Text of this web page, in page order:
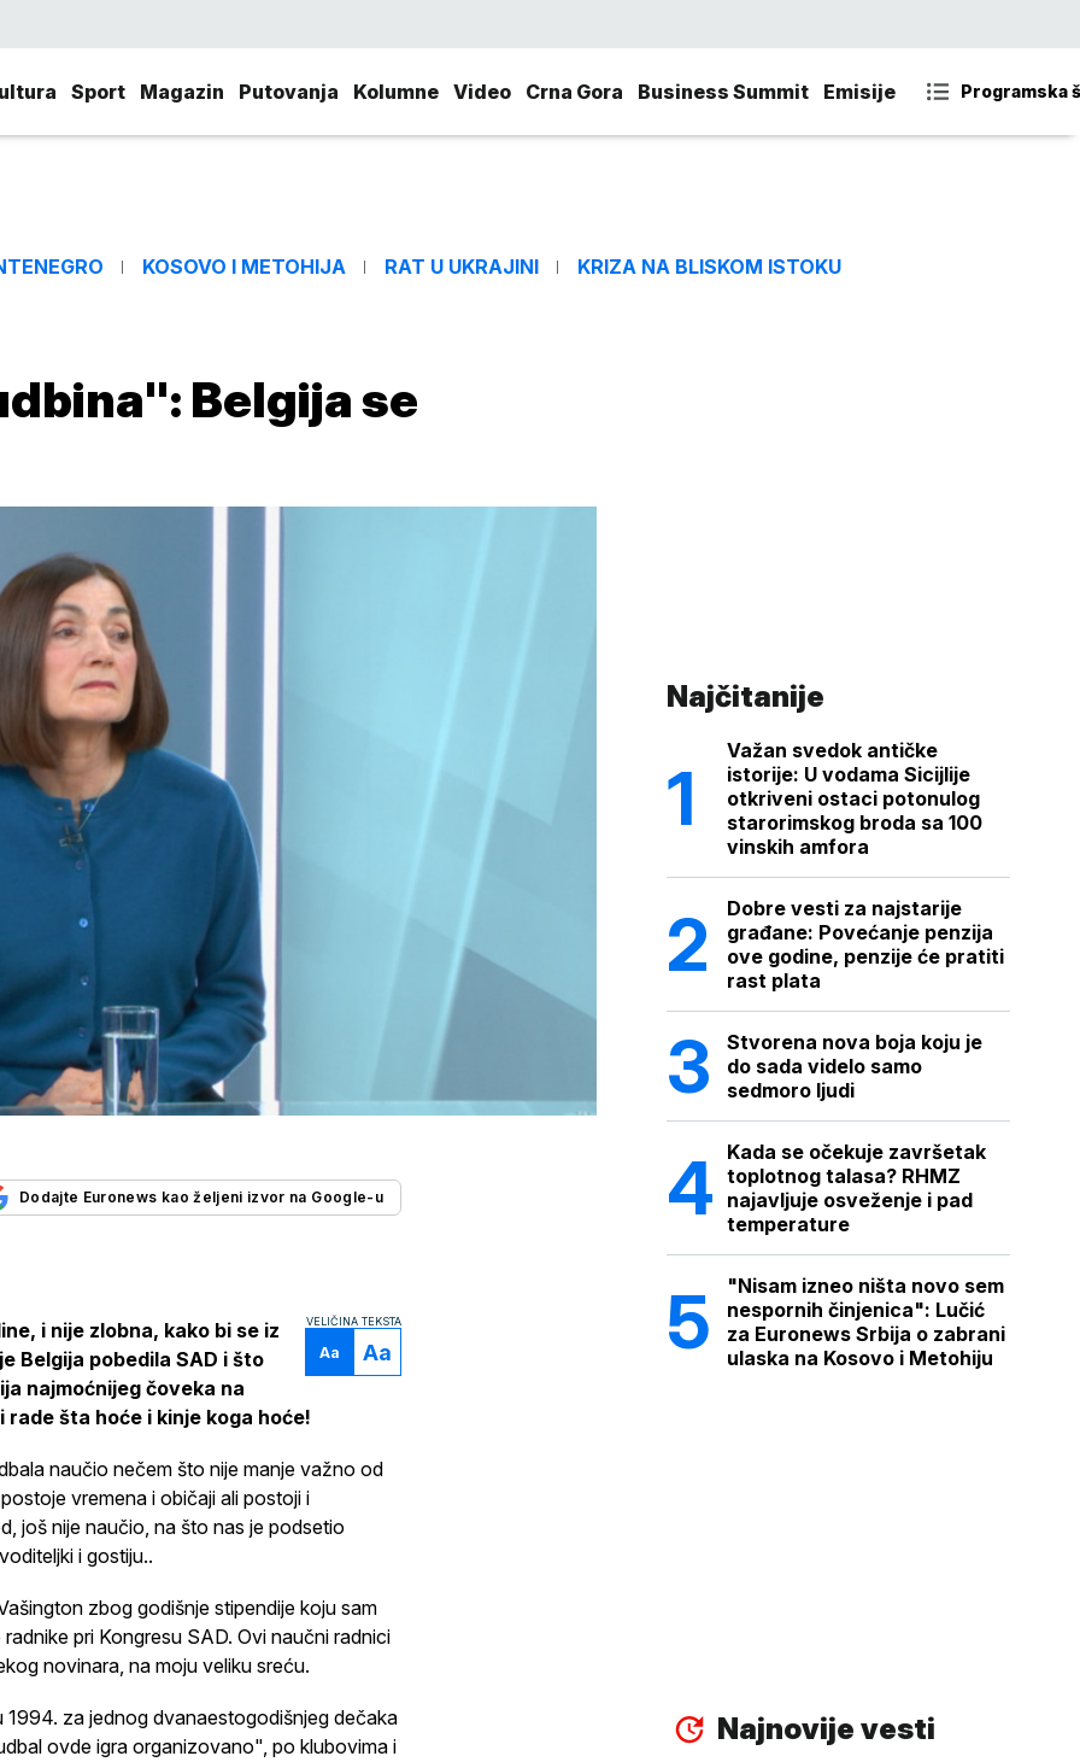
Sport Magazin Putovanja Kolumne Video Crna Gora Business Summit Emisije Programska
KOSOVO I METOHIJA RAT U UKRAJINI KRIZA NA BLISKOM ISTOKU
Belgija se
Dodajte Euronews kao željeni izvor na Google-u
VELIČINA TEKSTA
Aa Aa
i nije zlobna, kako bi se iz
Belgija pobedila SAD i što
najmoćnijeg čoveka na
šta hoće i kinje koga hoće!
naučio nečem što nije manje važno od
vremena i običaji ali postoji i
još nije naučio, na što nas je podsetio
i gostiju..
zbog godišnje stipendije koju sam
pri Kongresu SAD. Ovi naučni radnici
novinara, na moju veliku sreću.
1994. za jednog dvanaestogodišnjeg dečaka
ovde igra organizovano", po klubovima i
Najčitanije
Važan svedok antičke
istorije: U vodama Sicijlije
otkriveni ostaci potonulog
starorimskog broda sa 100
vinskih amfora
Dobre vesti za najstarije
građane: Povećanje penzija
ove godine, penzije će pratiti
rast plata
Stvorena nova boja koju je
do sada videlo samo
sedmoro ljudi
Kada se očekuje završetak
toplotnog talasa? RHMZ
najavljuje osveženje i pad
temperature
"Nisam izneo ništa novo sem
nespornih činjenica": Lučić
za Euronews Srbija o zabrani
ulaska na Kosovo i Metohiju
Najnovije vesti